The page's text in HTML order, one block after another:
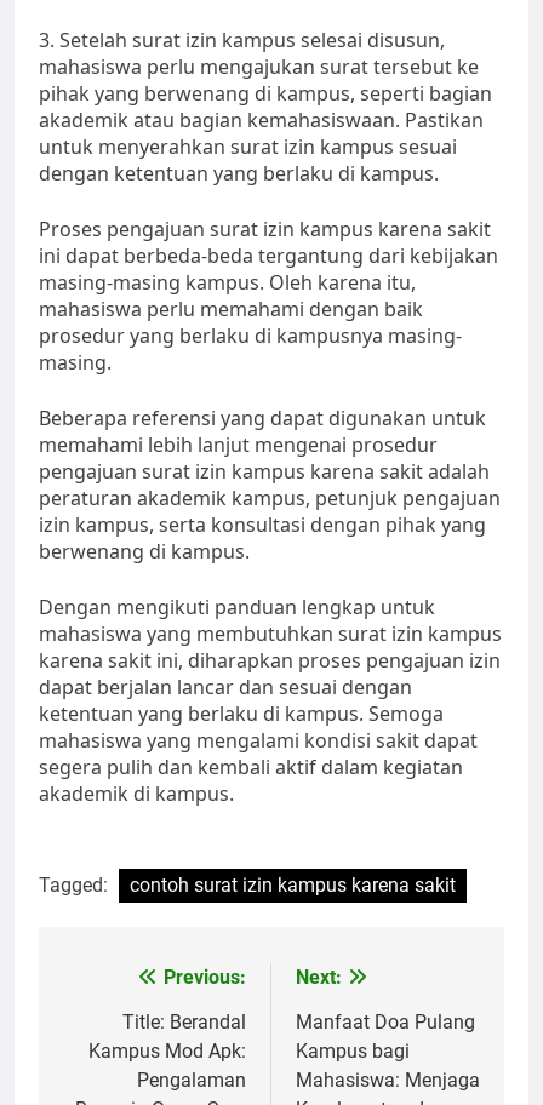
3. Setelah surat izin kampus selesai disusun,
mahasiswa perlu mengajukan surat tersebut ke
pihak yang berwenang di kampus, seperti bagian
akademik atau bagian kemahasiswaan. Pastikan
untuk menyerahkan surat izin kampus sesuai
dengan ketentuan yang berlaku di kampus.
Proses pengajuan surat izin kampus karena sakit
ini dapat berbeda-beda tergantung dari kebijakan
masing-masing kampus. Oleh karena itu,
mahasiswa perlu memahami dengan baik
prosedur yang berlaku di kampusnya masing-
masing.
Beberapa referensi yang dapat digunakan untuk
memahami lebih lanjut mengenai prosedur
pengajuan surat izin kampus karena sakit adalah
peraturan akademik kampus, petunjuk pengajuan
izin kampus, serta konsultasi dengan pihak yang
berwenang di kampus.
Dengan mengikuti panduan lengkap untuk
mahasiswa yang membutuhkan surat izin kampus
karena sakit ini, diharapkan proses pengajuan izin
dapat berjalan lancar dan sesuai dengan
ketentuan yang berlaku di kampus. Semoga
mahasiswa yang mengalami kondisi sakit dapat
segera pulih dan kembali aktif dalam kegiatan
akademik di kampus.
Tagged: contoh surat izin kampus karena sakit
navigation
Previous:
Title: Berandal
Kampus Mod Apk:
Pengalaman
Next:
Manfaat Doa Pulang
Kampus bagi
Mahasiswa: Menjaga